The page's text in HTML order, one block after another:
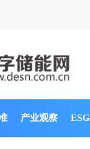
产业观察